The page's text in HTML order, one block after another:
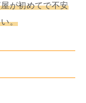
が初めてで不安
。